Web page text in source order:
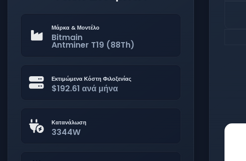
Μάρκα & Μοντέλο
Bitmain
Antminer T19 (88Th)
Εκτιμώμενα Κόστη Φιλοξενίας
$192.61 ανά μήνα
Κατανάλωση
3344W